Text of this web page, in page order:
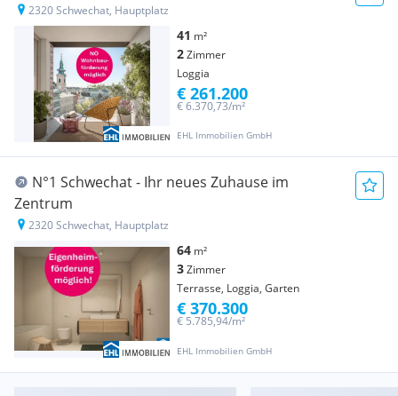
2320 Schwechat, Hauptplatz
41 m²
2Zimmer
Loggia
EHL Immobilien GmbH
€ 6.370,73/m²
€ 261.200
N°1 Schwechat - Ihr neues Zuhause im
Zentrum
2320 Schwechat, Hauptplatz
64 m²
3Zimmer
Terrasse, Loggia, Garten
EHL Immobilien GmbH
€ 5.785,94/m²
€ 370.300